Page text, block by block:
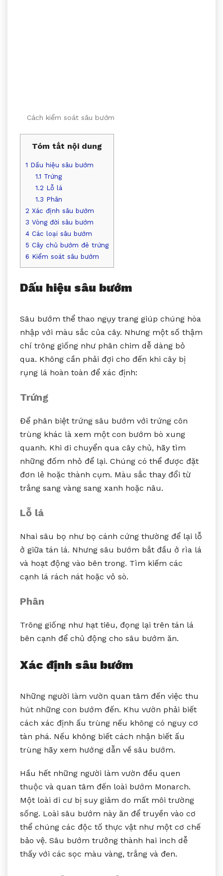
Cách kiểm soát sâu bướm
Tóm tắt nội dung
1 Dấu hiệu sâu bướm
1.1 Trứng
1.2 Lỗ lá
1.3 Phân
2 Xác định sâu bướm
3 Vòng đời sâu bướm
4 Các loại sâu bướm
5 Cây chủ bướm đẻ trứng
6 Kiểm soát sâu bướm
Dấu hiệu sâu bướm
Sâu bướm thể thao ngụy trang giúp chúng hòa
nhập với màu sắc của cây. Nhưng một số thậm
chí trông giống như phân chim dễ dàng bỏ
qua. Không cần phải đợi cho đến khi cây bị
rụng lá hoàn toàn để xác định:
Trứng
Để phân biệt trứng sâu bướm với trứng côn
trùng khác là xem một con bướm bò xung
quanh. Khi di chuyển qua cây chủ, hãy tìm
những đốm nhỏ để lại. Chúng có thể được đặt
đơn lẻ hoặc thành cụm. Màu sắc thay đổi từ
trắng sang vàng sang xanh hoặc nâu.
Lỗ lá
Nhai sâu bọ như bọ cánh cứng thường để lại lỗ
ở giữa tán lá. Nhưng sâu bướm bắt đầu ở rìa lá
và hoạt động vào bên trong. Tìm kiếm các
cạnh lá rách nát hoặc vỏ sò.
Phân
Trông giống như hạt tiêu, đọng lại trên tán lá
bên cạnh để chủ động cho sâu bướm ăn.
Xác định sâu bướm
Những người làm vườn quan tâm đến việc thu
hút những con bướm đến. Khu vườn phải biết
cách xác định ấu trùng nếu không có nguy cơ
tàn phá. Nếu không biết cách nhận biết ấu
trùng hãy xem hướng dẫn về sâu bướm.
Hầu hết những người làm vườn đều quen
thuộc và quan tâm đến loài bướm Monarch.
Một loài di cư bị suy giảm do mất môi trường
sống. Loài sâu bướm này ăn để truyền vào cơ
thể chúng các độc tố thực vật như một cơ chế
bảo vệ. Sâu bướm trưởng thành hai inch dễ
thấy với các sọc màu vàng, trắng và đen.